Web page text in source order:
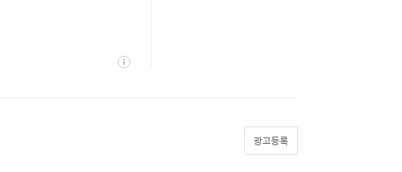
상
광고등록